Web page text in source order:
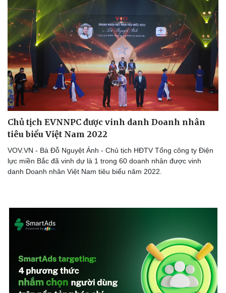
Chủ tịch EVNNPC được vinh danh Doanh nhân
tiêu biểu Việt Nam 2022
VOV.VN - Bà Đỗ Nguyệt Ánh - Chủ tịch HĐTV Tổng công ty Điện
lực miền Bắc đã vinh dự là 1 trong 60 doanh nhân được vinh
danh Doanh nhân Việt Nam tiêu biểu năm 2022.